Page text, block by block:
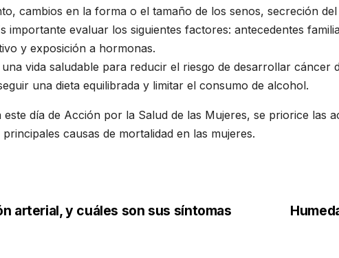
cambios en la forma o el tamaño de los senos, secreción
importante evaluar los siguientes factores: antecedentes
y exposición a hormonas.
vida saludable para reducir el riesgo de desarrollar
una dieta equilibrada y limitar el consumo de alcohol.
este día de Acción por la Salud de las Mujeres, se priorice las
causas de mortalidad en las mujeres.
arterial, y cuáles son sus síntomas